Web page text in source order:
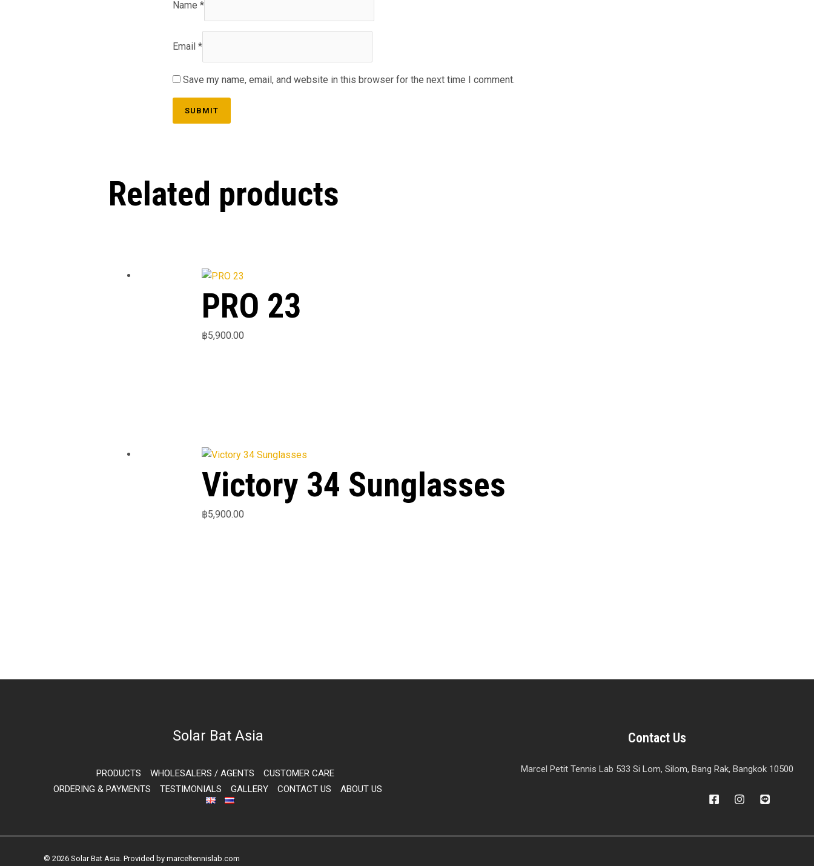
Name*
Email*
Save my name, email, and website in this browser for the next time I comment.
Related products
PRO 23
฿5,900.00
Victory 34 Sunglasses
฿5,900.00
Solar Bat Asia
PRODUCTS WHOLESALERS / AGENTS
CUSTOMER CARE
ORDERING & PAYMENTS
TESTIMONIALS GALLERY CONTACT US ABOUT US
Contact Us
Marcel Petit Tennis Lab 533 Si Lom, Silom, Bang Rak, Bangkok 10500
© 2026 Solar Bat Asia. Provided by marceltennislab.com